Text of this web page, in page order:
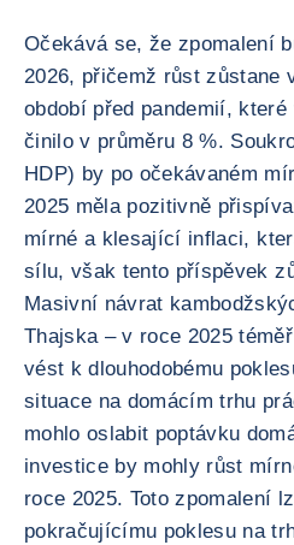
Očekává se, že zpomalení
2026, přičemž růst zůstane
období před pandemií,
činilo v průměru 8 %.
HDP) by po očekávaném
2025 měla pozitivně
mírné a klesající inflaci,
sílu, však tento příspěvek
Masivní návrat
Thajska – v roce 2025
vést k dlouhodobému
situace na domácím trhu
mohlo oslabit poptávku
investice by mohly růst
roce 2025. Toto zpomalení
pokračujícímu poklesu na